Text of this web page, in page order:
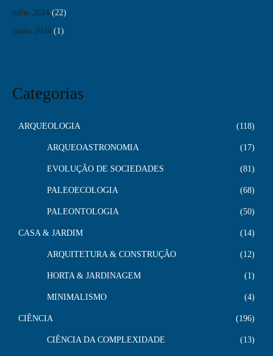
julho 2024 (22)
junho 2024 (1)
Categorias
ARQUEOLOGIA 118
ARQUEOASTRONOMIA 17
EVOLUÇÃO DE SOCIEDADES 81
PALEOECOLOGIA 68
PALEONTOLOGIA 50
CASA & JARDIM 14
ARQUITETURA & CONSTRUÇÃO 12
HORTA & JARDINAGEM 1
MINIMALISMO 4
CIÊNCIA 196
CIÊNCIA DA COMPLEXIDADE 13